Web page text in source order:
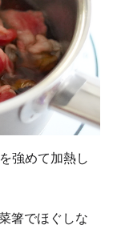
強めて加熱し
箸でほぐしな